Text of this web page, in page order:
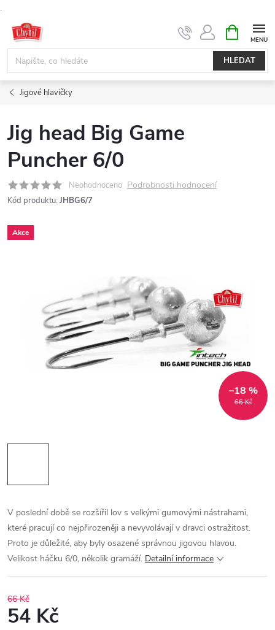
.
obsah
HLEDAT
NÁKUPNÍ
KOŠÍK
Jigové hlavičky
Jig head Big Game
Puncher 6/0
Neohodnoceno Podrobnosti hodnocení
Kód produktu: JHBG6/7
Akce
66 Kč
–18 %
V poslední době se rozšířil lov s velkými gumovými nástrahami,
které pracují co nejpřirozeněji a nevyvolávají v dravci ostražitost.
Proto je důležité, aby byly osazené správnou jigovou hlavou.
Velikost háčku 6/0, několik gramáží. Detailní informace
66 Kč
54 Kč